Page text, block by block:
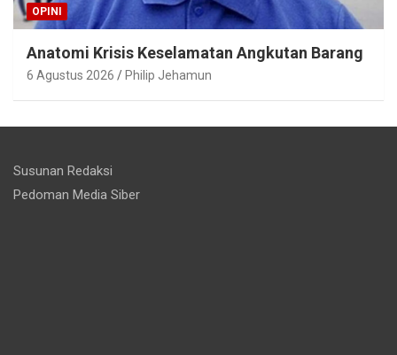
OPINI
Anatomi Krisis Keselamatan Angkutan Barang
6 Agustus 2026 Philip Jehamun
Susunan Redaksi
Pedoman Media Siber